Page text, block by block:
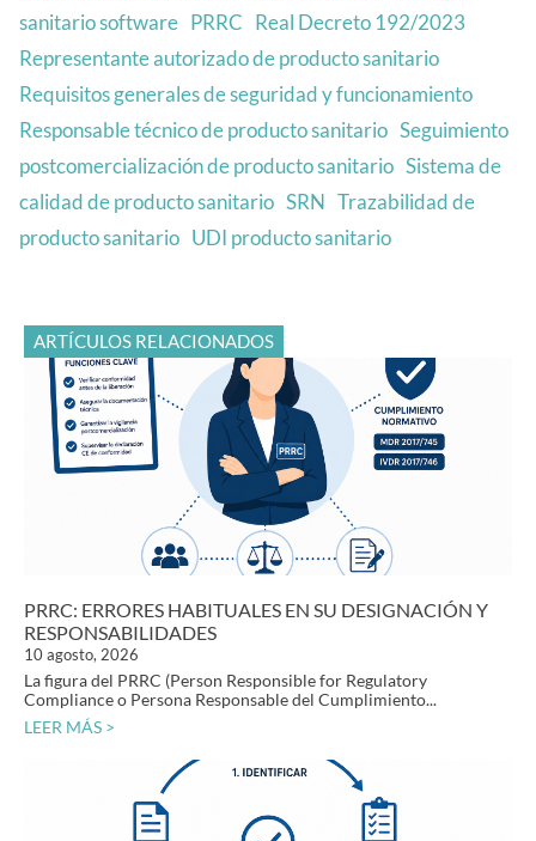
sanitario software PRRC Real Decreto 192/2023
Representante autorizado de producto sanitario
Requisitos generales de seguridad y funcionamiento
Responsable técnico de producto sanitario Seguimiento
postcomercialización de producto sanitario Sistema de
calidad de producto sanitario SRN Trazabilidad de
producto sanitario UDI producto sanitario
ARTÍCULOS RELACIONADOS
PRRC: ERRORES HABITUALES EN SU DESIGNACIÓN Y
RESPONSABILIDADES
10 agosto, 2026
La figura del PRRC (Person Responsible for Regulatory
Compliance o Persona Responsable del Cumplimiento...
LEER MÁS >